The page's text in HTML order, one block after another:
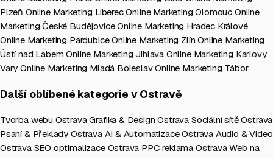
Plzeň Online Marketing LiberecOnline Marketing Olomouc Online
Marketing České BudějoviceOnline Marketing Hradec Králové
Online Marketing PardubiceOnline Marketing ZlínOnline Marketing
Ústí nad LabemOnline Marketing Jihlava Online Marketing Karlovy
VaryOnline Marketing Mladá BoleslavOnline Marketing Tábor
Další oblíbené kategorie v Ostravě
Tvorba webu OstravaGrafika & Design Ostrava Sociální sítě Ostrava
Psaní & Překlady Ostrava AI & Automatizace Ostrava Audio & Video
Ostrava SEO optimalizace Ostrava PPC reklama OstravaWeb na